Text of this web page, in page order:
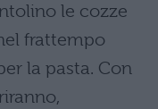
le cozze
frattempo
la pasta. Con